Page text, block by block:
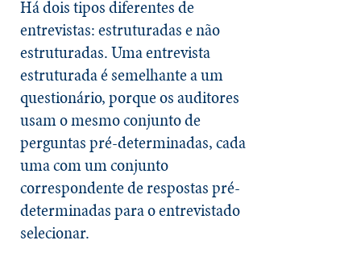
Há dois tipos diferentes de
entrevistas: estruturadas e não
estruturadas. Uma entrevista
estruturada é semelhante a um
questionário, porque os auditores
usam o mesmo conjunto de
perguntas pré-determinadas, cada
uma com um conjunto
correspondente de respostas pré-
determinadas para o entrevistado
selecionar.